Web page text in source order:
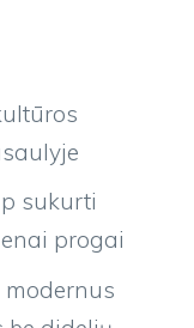
sukurti
progai